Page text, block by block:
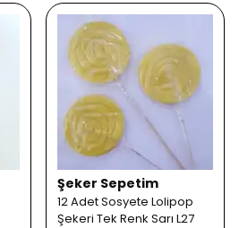
Şeker Sepetim
12 Adet Sosyete Lolipop
Şekeri Tek Renk Sarı L27